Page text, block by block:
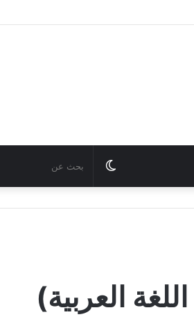
Switch
skin
العربية)